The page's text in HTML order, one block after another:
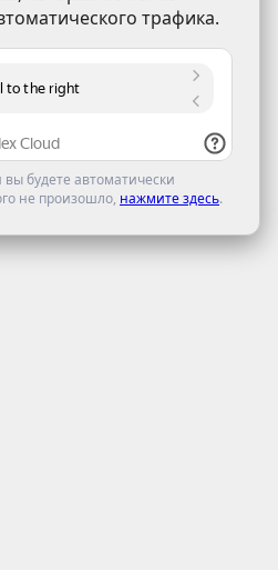
трафика.
будете автоматически
не произошло, нажмите здесь.